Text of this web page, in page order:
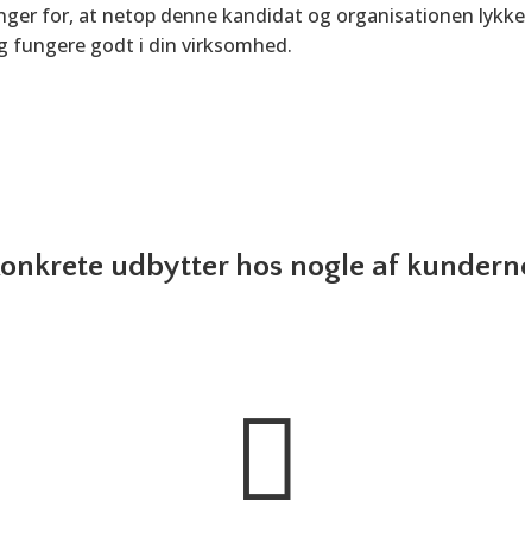
for, at netop denne kandidat og organisationen
fungere godt i din virksomhed.
udbytter hos nogle af
